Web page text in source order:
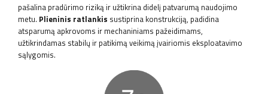
pašalina pradūrimo riziką ir užtikrina didelį patvarumą naudojimo
metu. Plieninis ratlankis sustiprina konstrukciją, padidina
atsparumą apkrovoms ir mechaniniams pažeidimams,
užtikrindamas stabilų ir patikimą veikimą įvairiomis eksploatavimo
sąlygomis.